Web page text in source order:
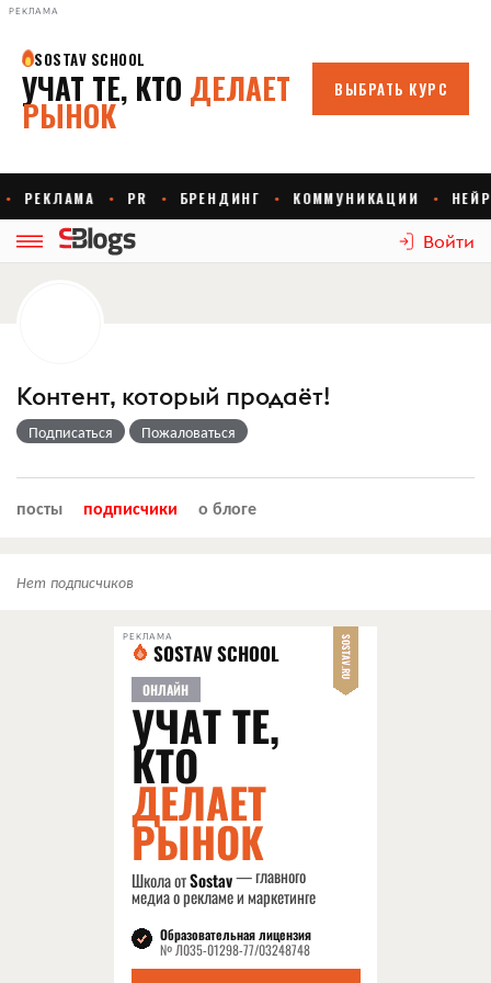
РЕКЛАМА
Войти
Контент, который продаёт!
Подписаться Пожаловаться
посты подписчики о блоге
Нет подписчиков
РЕКЛАМА